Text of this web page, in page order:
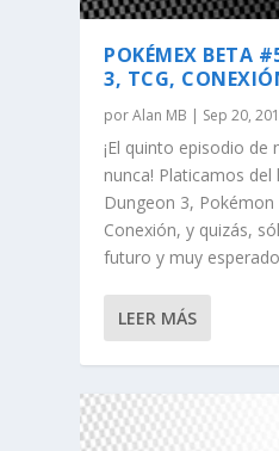
POKÉMEX BETA
3, TCG,
porAlan MB | Sep 20,
¡El quinto episodio
nunca! Platicamos
Dungeon 3,
Conexión, y quizás,
futuro y muy
LEER MÁS